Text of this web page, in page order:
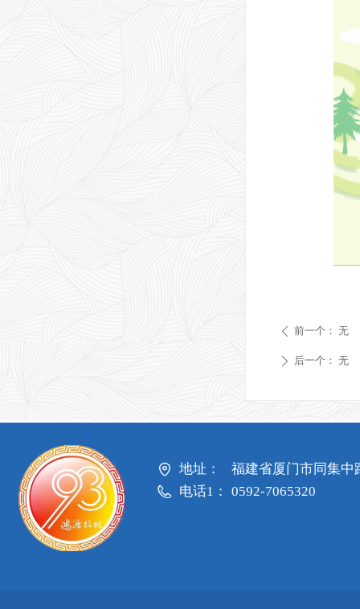
ꄴ 前一个： 无
ꄲ 后一个： 无
地址：
福建省厦门市同集中
电话1：
0592-7065320